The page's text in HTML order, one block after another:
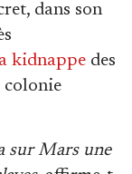
dans son
kidnappe des
colonie
sur Mars une